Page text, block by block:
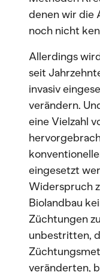
denen wir die
noch nicht
Allerdings
seit
invasiv
verändern.
eine Vielzahl
eingesetzt
Widerspruch
Biolandbau
Züchtungen
unbestritten,
veränderten,